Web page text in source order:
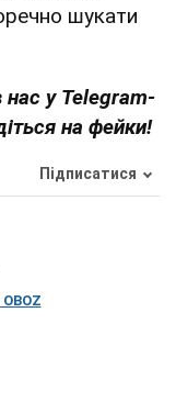
шукати
нас у Telegram-
на фейки!
Підписатися